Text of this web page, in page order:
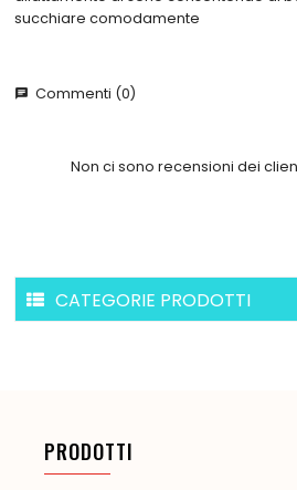
succhiare comodamente
chat Commenti (0)
Non ci sono recensioni dei
CATEGORIE PRODOTTI
PRODOTTI